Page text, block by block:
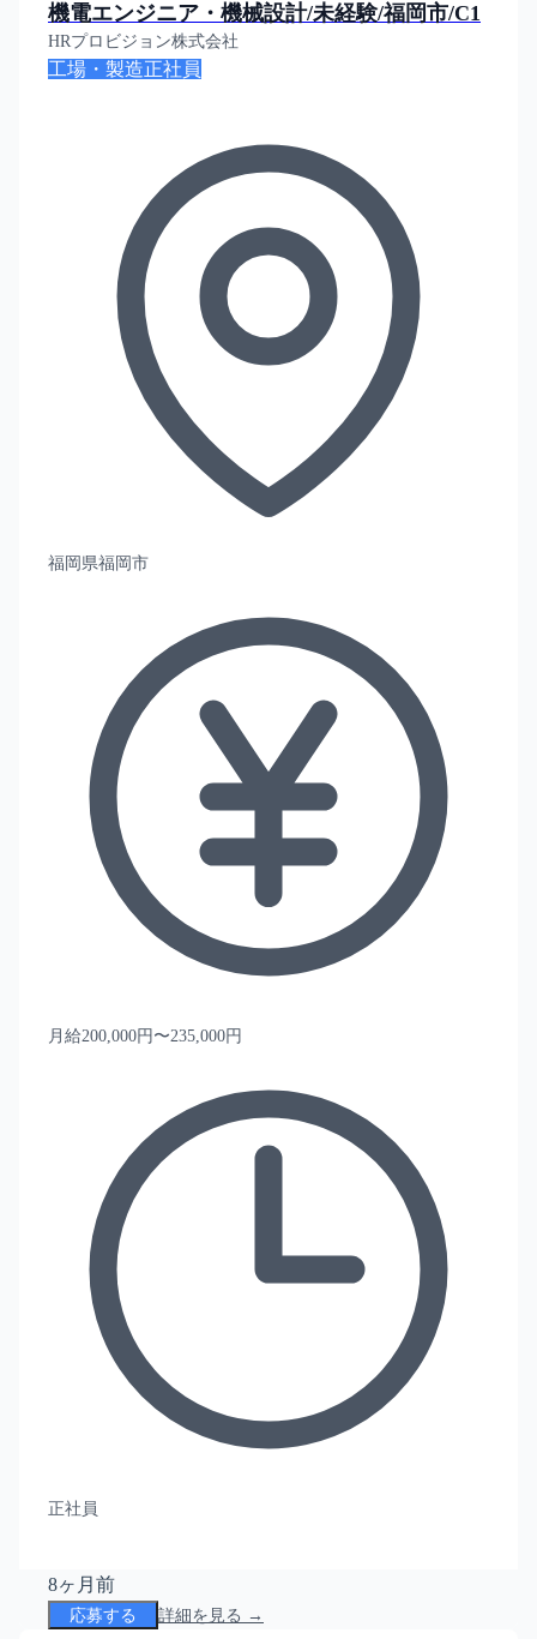
機電エンジニア・機械設計/未経験/福岡市/C1
HRプロビジョン株式会社
工場・製造正社員
福岡県福岡市
月給200,000円〜235,000円
正社員
8ヶ月前
応募する 詳細を見る →